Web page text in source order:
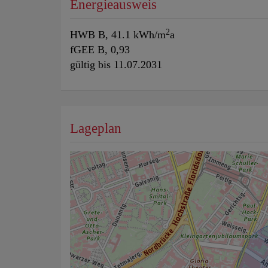
Energieausweis
HWB B, 41.1 kWh/m2a
fGEE B, 0,93
gültig bis 11.07.2031
Lageplan